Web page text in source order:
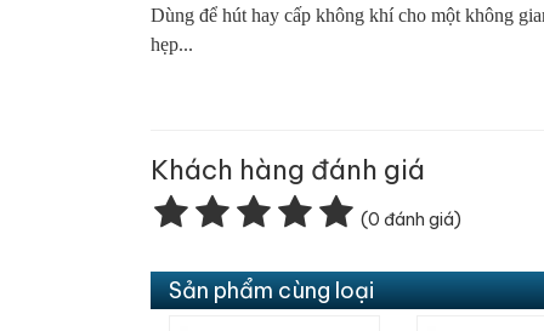
Dùng để hút hay cấp không khí cho một không
hẹp...
Khách hàng đánh giá
(0 đánh giá)
Sản phẩm cùng loại